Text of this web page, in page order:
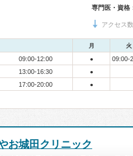
専門医・資格
アクセス
月 火
09:00-12:00 ● 09:00-
13:00-16:30 ●
17:00-20:00
●
お城田クリニック